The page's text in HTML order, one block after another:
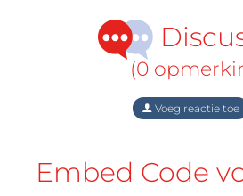
(0
Voeg reactie toe
Embed Code